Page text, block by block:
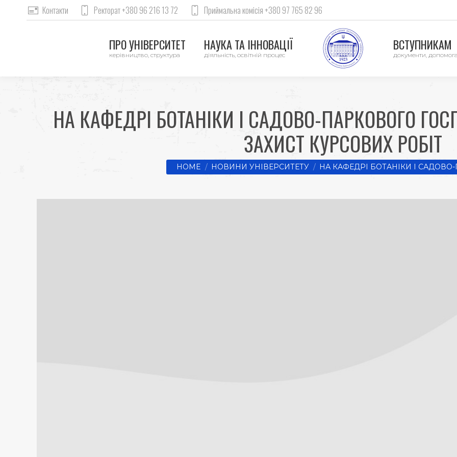
Контакти Ректорат +380 96 216 13 72 Приймальна комісія +380 97 765 82 96
ПРО УНІВЕРСИТЕТ
керівництво, структура
НАУКА ТА ІННОВАЦІЇ
діяльність, освітній процес
ВСТУПНИКАМ
документи,
НА КАФЕДРІ БОТАНІКИ І САДОВО-ПАРКОВОГО
ЗАХИСТ КУРСОВИХ РОБІТ
You are here:
HOME НОВИНИ УНІВЕРСИТЕТУ НА КАФЕДРІ БОТАНІКИ І